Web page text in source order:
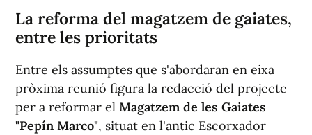
La reforma del magatzem de gaiates,
entre les prioritats
Entre els assumptes que s'abordaran en eixa
pròxima reunió figura la redacció del projecte
per a reformar el Magatzem de les Gaiates
"Pepín Marco", situat en l'antic Escorxador